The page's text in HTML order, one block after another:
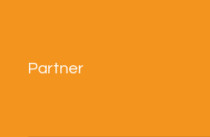
Partner